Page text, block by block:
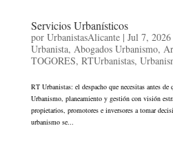
Servicios Urbanísticos
por UrbanistasAlicante| Jul 7, 2026
Urbanista, Abogados Urbanismo,
TOGORES, RTUrbanistas,
RT Urbanistas: el despacho que necesitas antes
Urbanismo, planeamiento y gestión con visión
propietarios, promotores e inversores a tomar
urbanismo se...